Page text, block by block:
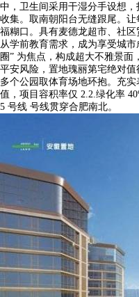
中，卫生间采用干湿分手设想，
收集。取南朝阳台无缝跟尾。
福糊口。具有麦德龙超市、社
从学前教育需求，成为享受城
圈” 为焦点，构成超大不雅景面
平安风险，置地瑰丽第宅绝对
多个公园取体育场地环抱。充
值，项目容积率仅 2.2.绿化率
5 号线 号线贯穿合肥南北。